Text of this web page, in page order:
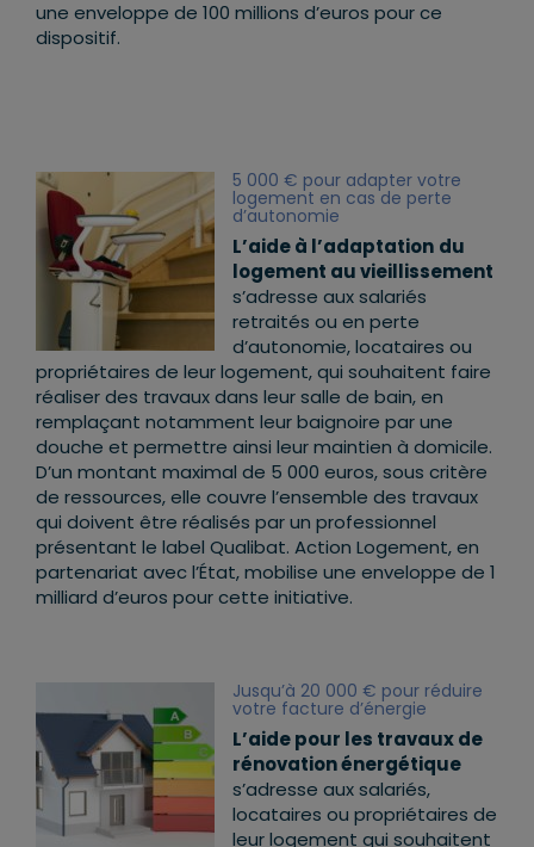
une enveloppe de 100 millions d’euros pour ce
dispositif.
5 000 € pour adapter votre
logement en cas de perte
d’autonomie
L’aide à l’adaptation du
logement au vieillissement
s’adresse aux salariés
retraités ou en perte
d’autonomie, locataires ou
propriétaires de leur logement, qui souhaitent faire
réaliser des travaux dans leur salle de bain, en
remplaçant notamment leur baignoire par une
douche et permettre ainsi leur maintien à domicile.
D’un montant maximal de 5 000 euros, sous critère
de ressources, elle couvre l’ensemble des travaux
qui doivent être réalisés par un professionnel
présentant le label Qualibat. Action Logement, en
partenariat avec l’État, mobilise une enveloppe de 1
milliard d’euros pour cette initiative.
Jusqu’à 20 000 € pour réduire
votre facture d’énergie
L’aide pour les travaux de
rénovation énergétique
s’adresse aux salariés,
locataires ou propriétaires de
leur logement qui souhaitent